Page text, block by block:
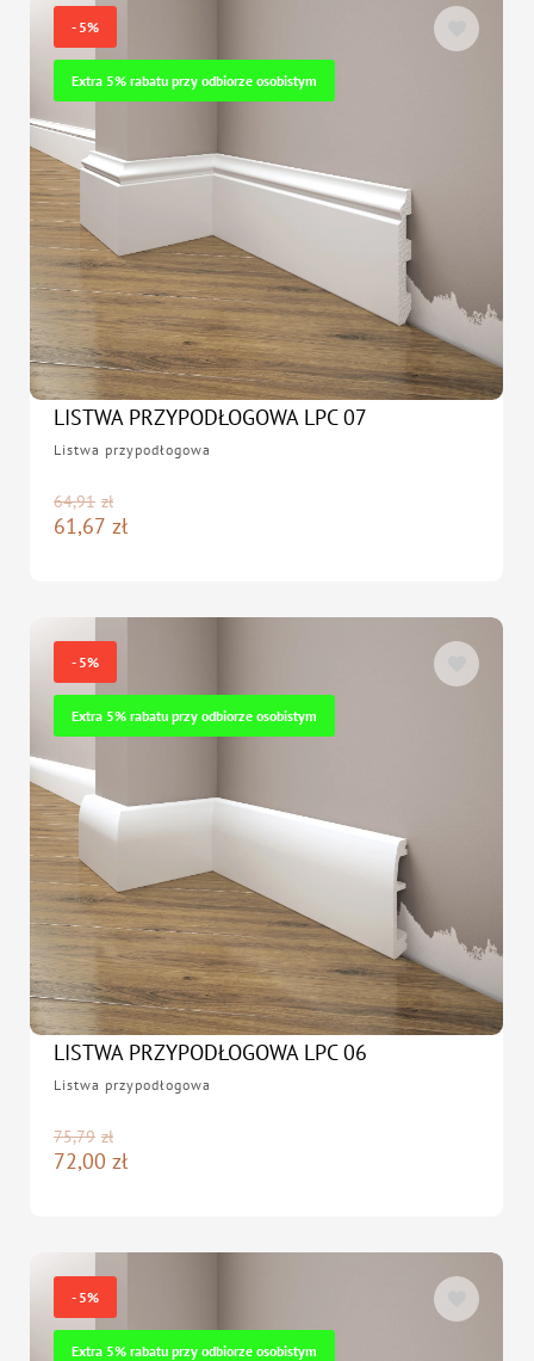
zł
- 5%
Extra 5% rabatu przy odbiorze osobistym
LISTWA PRZYPODŁOGOWA LPC 07
Listwa przypodłogowa
zł
64,91
zł
61,67
- 5%
Extra 5% rabatu przy odbiorze osobistym
LISTWA PRZYPODŁOGOWA LPC 06
Listwa przypodłogowa
zł
75,79
zł
72,00
- 5%
Extra 5% rabatu przy odbiorze osobistym